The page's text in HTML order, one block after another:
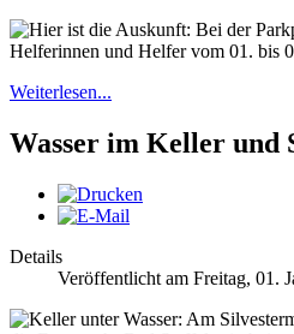
Helferinnen und Helfer vom 01. bis
Weiterlesen...
Wasser im Keller und
Details
Veröffentlicht am Freitag, 01.